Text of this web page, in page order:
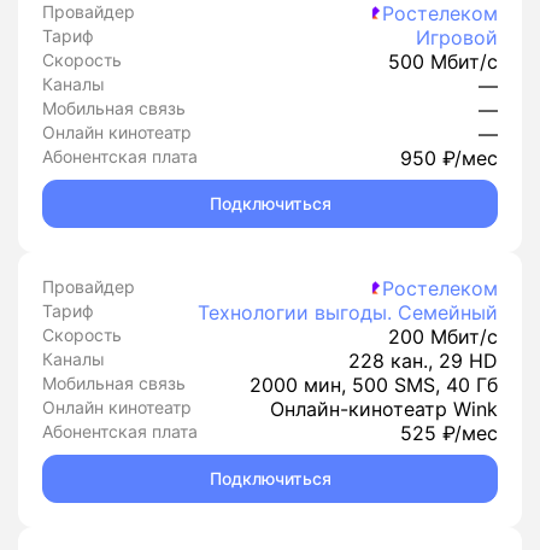
Провайдер Ростелеком
Тариф Игровой
Скорость 500 Мбит/с
Каналы —
Мобильная связь —
Онлайн кинотеатр —
Абонентская плата 950 ₽/мес
Подключиться
Провайдер Ростелеком
Тариф Технологии выгоды. Семейный
Скорость 200 Мбит/с
Каналы 228 кан., 29 HD
Мобильная связь 2000 мин, 500 SMS, 40 Гб
Онлайн кинотеатр Онлайн-кинотеатр Wink
Абонентская плата 525 ₽/мес
Подключиться